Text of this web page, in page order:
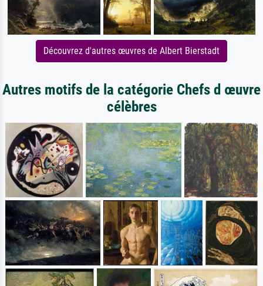
Découvrez d'autres œuvres de Albert Bierstadt
Autres motifs de la catégorie Chefs d œuvre
célèbres